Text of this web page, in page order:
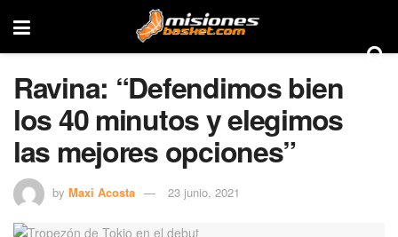
Ravina: “Defendimos bien
los 40 minutos y elegimos
las mejores opciones”
by Maxi Acosta 23 junio, 2021